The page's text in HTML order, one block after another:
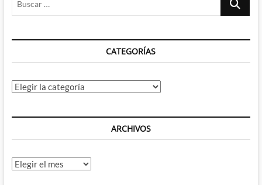
CATEGORÍAS
Categorías
ARCHIVOS
Archivos